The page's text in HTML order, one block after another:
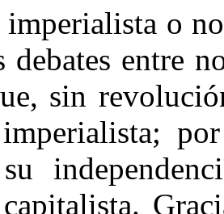
imperialista o
debates entre
sin
su